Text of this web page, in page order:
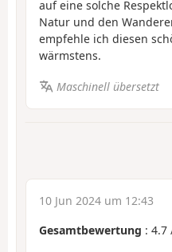
auf eine solche
Natur und den
empfehle ich diesen
wärmstens.
Maschinell übersetzt
10 Jun 2024 um 12:43
Gesamtbewertung : 4.7